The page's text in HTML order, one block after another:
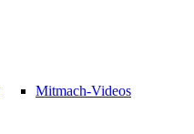
Mitmach-Videos